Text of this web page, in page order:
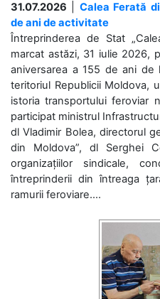
31.07.2026
Calea Ferată
de ani de activitate
Întreprinderea de Stat
marcat astăzi, 31 iulie 2026,
aniversarea a 155 de ani de
teritoriul Republicii Moldova,
istoria transportului feroviar
participat ministrul
dl Vladimir Bolea, directorul
din Moldova”, dl Serghei
organizațiilor sindicale,
întreprinderii din întreaga
ramurii feroviare....